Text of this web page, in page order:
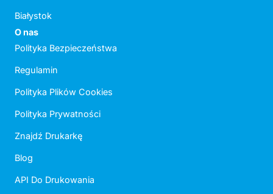
Białystok
O nas
Polityka Bezpieczeństwa
Regulamin
Polityka Plików Cookies
Polityka Prywatności
Znajdź Drukarkę
Blog
API Do Drukowania